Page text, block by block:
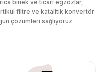
binek ve ticari egzozlar,
filtre ve katalitik konvertör
çözümleri sağlıyoruz.
performans egzozları ve
uygulamalarıyla aracınızın